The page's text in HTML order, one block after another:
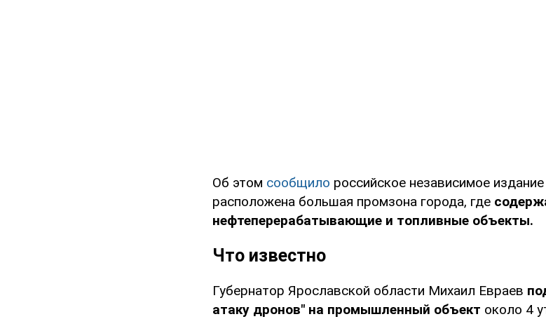
Об этом сообщило российское независимое
расположена большая промзона города, где
нефтеперерабатывающие и топливные объекты.
Что известно
Губернатор Ярославской области Михаил Евраев
атаку дронов" на промышленный объект около 4